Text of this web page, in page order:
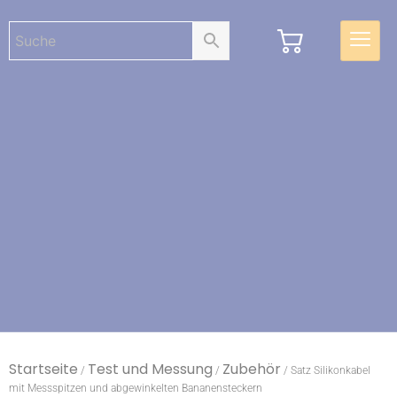
Startseite / Test und Messung / Zubehör / Satz Silikonkabel
mit Messspitzen und abgewinkelten Bananensteckern